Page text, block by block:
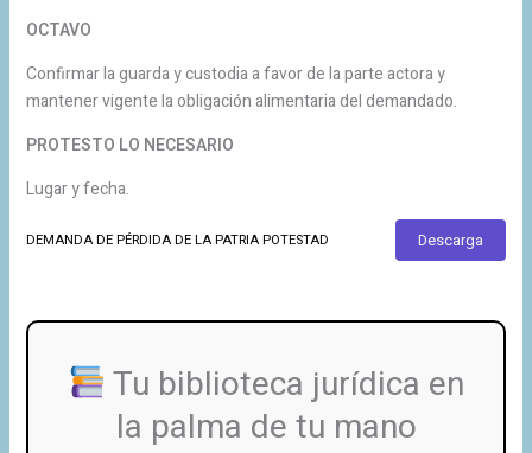
OCTAVO
Confirmar la guarda y custodia a favor de la parte actora y
mantener vigente la obligación alimentaria del demandado.
PROTESTO LO NECESARIO
Lugar y fecha.
DEMANDA DE PÉRDIDA DE LA PATRIA POTESTAD Descarga
Tu biblioteca jurídica en
la palma de tu mano